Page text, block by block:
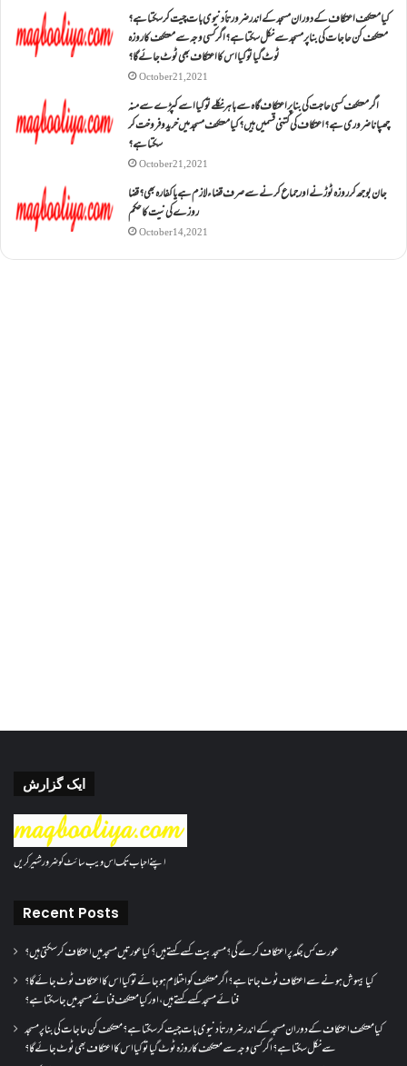
کیا معتکف اعتکاف کے دوران مسجد کے اندر ضرورتاً دنیوی بات چیت کر سکتا ہے؟
معتکف کن حاجات کی بنا پر مسجد سے نکل سکتا ہے؟ اگر کسی وجہ سے معتکف کا روزہ
ٹوٹ گیا تو کیا اس کا اعتکاف بھی ٹوٹ جائے گا؟
October 21, 2021
اگر معتکف کسی حاجت کی بنا پر اعتکاف گاہ سے باہر نکلے تو کیا اسے کپڑے سے منہ
چھپانا ضروری ہے؟اعتکاف کی کتنی قسمیں ہیں؟کیا معتکف مسجد میں خرید و فروخت کر
سکتا ہے؟
October 21, 2021
جان بوجھ کر روزہ ٹوڑنے اور جماع کرنے سے صرف قضاء لازم ہے یا کفارہ بھی؟ قضا
روزے کی نیت کا حکم
October 14, 2021
ایک گزارش
اپنے احباب تک اس ویب سائٹ کو ضرور شئیر کریں
Recent Posts
عورت کس جگہ پر اعتکاف کرے گی؟مسجد بیت کسے کہتے ہیں؟کیا عورتیں مسجد میں اعتکاف کر سکتی ہیں؟
کیا بیہوش ہونے سے اعتکاف ٹوٹ جاتا ہے؟ اگر معتکف کو احتلام ہو جائے تو کیا اس کا اعتکاف ٹوٹ جائے گا؟
فنائے مسجد کسے کہتے ہیں ، اور کیا معتکف فنائے مسجد میں جا سکتا ہے؟
کیا معتکف اعتکاف کے دوران مسجد کے اندر ضرورتاً دنیوی بات چیت کر سکتا ہے؟معتکف کن حاجات کی بنا پر مسجد
سے نکل سکتا ہے؟ اگر کسی وجہ سے معتکف کا روزہ ٹوٹ گیا تو کیا اس کا اعتکاف بھی ٹوٹ جائے گا؟